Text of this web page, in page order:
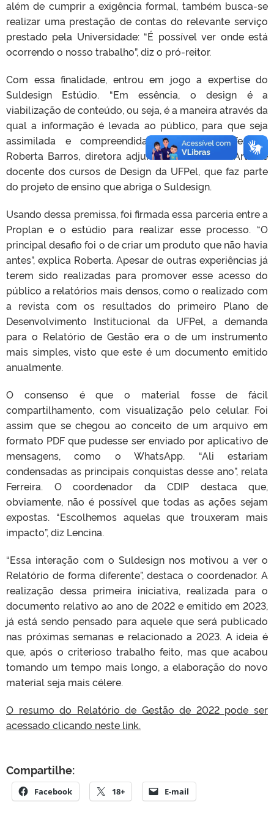
além de cumprir a exigência formal, também busca-se
realizar uma prestação de contas do relevante serviço
prestado pela Universidade: “É possível ver onde está
ocorrendo o nosso trabalho”, diz o pró-reitor.
Com essa finalidade, entrou em jogo a expertise do
Suldesign Estúdio. “Em essência, o design é a
viabilização de conteúdo, ou seja, é a maneira através da
qual a informação é levada ao público, para que seja
assimilada e compreendida”, pontua a professora
Roberta Barros, diretora adjunta do Centro de Artes e
docente dos cursos de Design da UFPel, que faz parte
do projeto de ensino que abriga o Suldesign.
Usando dessa premissa, foi firmada essa parceria entre a
Proplan e o estúdio para realizar esse processo. “O
principal desafio foi o de criar um produto que não havia
antes”, explica Roberta. Apesar de outras experiências já
terem sido realizadas para promover esse acesso do
público a relatórios mais densos, como o realizado com
a revista com os resultados do primeiro Plano de
Desenvolvimento Institucional da UFPel, a demanda
para o Relatório de Gestão era o de um instrumento
mais simples, visto que este é um documento emitido
anualmente.
O consenso é que o material fosse de fácil
compartilhamento, com visualização pelo celular. Foi
assim que se chegou ao conceito de um arquivo em
formato PDF que pudesse ser enviado por aplicativo de
mensagens, como o WhatsApp. “Ali estariam
condensadas as principais conquistas desse ano”, relata
Ferreira. O coordenador da CDIP destaca que,
obviamente, não é possível que todas as ações sejam
expostas. “Escolhemos aquelas que trouxeram mais
impacto”, diz Lencina.
“Essa interação com o Suldesign nos motivou a ver o
Relatório de forma diferente”, destaca o coordenador. A
realização dessa primeira iniciativa, realizada para o
documento relativo ao ano de 2022 e emitido em 2023,
já está sendo pensado para aquele que será publicado
nas próximas semanas e relacionado a 2023. A ideia é
que, após o criterioso trabalho feito, mas que acabou
tomando um tempo mais longo, a elaboração do novo
material seja mais célere.
O resumo do Relatório de Gestão de 2022 pode ser
acessado clicando neste link.
Compartilhe:
Facebook 18+ E-mail